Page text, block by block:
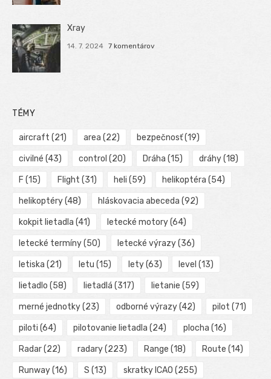
Xray
14. 7. 2024 7 komentárov
TÉMY
aircraft (21) area (22) bezpečnosť(19)
civilné (43) control (20) Dráha (15) dráhy(18)
F (15) Flight (31) heli (59) helikoptéra (54)
helikoptéry(48) hláskovacia abeceda (92)
kokpit lietadla (41) letecké motory(64)
letecké termíny(50) letecké výrazy(36)
letiska (21) letu (15) lety(63) level (13)
lietadlo (58) lietadlá (317) lietanie (59)
merné jednotky(23) odborné výrazy(42) pilot (71)
piloti (64) pilotovanie lietadla (24) plocha (16)
Radar(22) radary(223) Range (18) Route (14)
Runway(16) S (13) skratky ICAO (255)